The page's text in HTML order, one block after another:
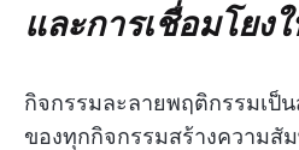
และการเชื่อมโยง
กิจกรรมละลายพฤติกรรมเป็
ของทุกกิจกรรมสร้างความสั